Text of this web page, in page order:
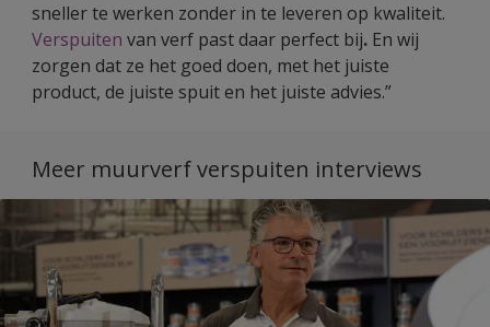
sneller te werken zonder in te leveren op kwaliteit.
Verspuiten van verf past daar perfect bij. En wij
zorgen dat ze het goed doen, met het juiste
product, de juiste spuit en het juiste advies.”
Meer muurverf verspuiten interviews